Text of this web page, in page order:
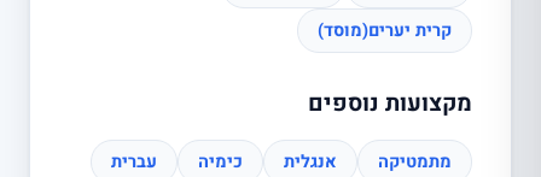
קרית יערים(מוסד)
מקצועות נוספים
מתמטיקה אנגלית כימיה
עברית